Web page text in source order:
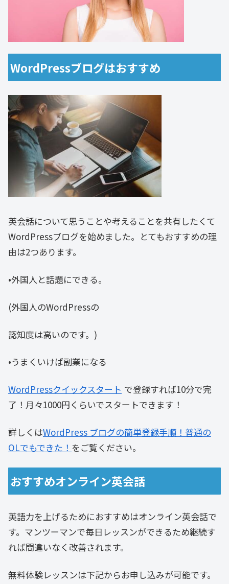
WordPressブログはおすすめ
英会話について思うことや考えることを共有したくて
WordPressブログを始めました。とてもおすすめの理
由は2つあります。
•外国人と話題にできる。
(外国人のWordPressの
認知度は高いのです。)
•うまくいけば副業になる
WordPressクイックスタート で登録すれば10分で完
了！月々1000円くらいでスタートできます！
詳しくはWordPress ブログの簡単登録手順！普通の
OLでもできた！ をご覧ください。
おすすめオンライン英会話
英語力を上げるためにおすすめはオンライン英会話で
す。マンツーマンで毎日レッスンができるため継続す
れば間違いなく改善されます。
無料体験レッスンは下記からお申し込みが可能です。